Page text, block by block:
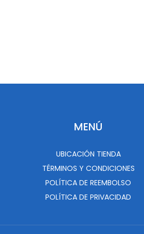
MENÚ
UBICACIÓN TIENDA
TÉRMINOS Y CONDICIONES
POLÍTICA DE REEMBOLSO
POLÍTICA DE PRIVACIDAD